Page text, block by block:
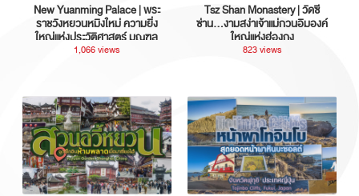
New Yuanming Palace | พระ
ราชวังหยวนหมิงใหม่ ความยิ่ง
ใหญ่แห่งประวัติศาสตร์ มณฑล
กวางตุ้ง ประเทศจีน
1,066 views
Tsz Shan Monastery | วัดซี
ซ่าน…งามสง่าเจ้าแม่กวนอิมองค์
ใหญ่แห่งฮ่องกง
823 views